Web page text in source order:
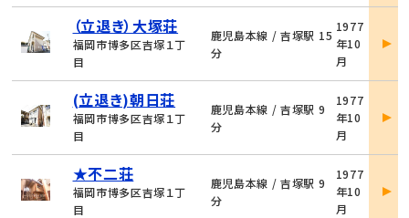
（立退き）大塚荘
福岡市博多区吉塚１丁
目
鹿児島本線 / 吉塚駅 15
分
1977
年10
月
詳
(立退き)朝日荘
福岡市博多区吉塚１丁
目
鹿児島本線 / 吉塚駅 9
分
1977
年10
月
詳
★不二荘
福岡市博多区吉塚１丁
目
鹿児島本線 / 吉塚駅 9
分
1977
年10
月
詳